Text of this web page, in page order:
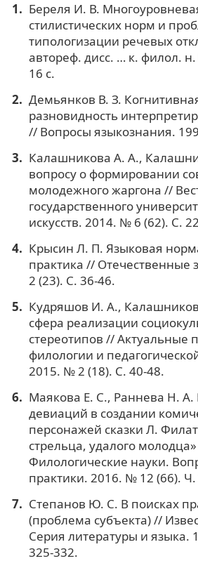
Береля И. В.
стилистических норм и
типологизации речевых
автореф. дисс. … к. филол.
16 с.
Демьянков В. З.
разновидность
// Вопросы языкознания.
Калашникова А. А.,
вопросу о формировании
молодежного жаргона //
государственного
искусств. 2014. № 6 (62). С.
Крысин Л. П. Языковая
практика // Отечественные
2 (23). С. 36-46.
Кудряшов И. А.,
сфера реализации
стереотипов // Актуальные
филологии и
2015. № 2 (18). С. 40-48.
Маякова Е. С., Раннева Н. А.
девиаций в создании
персонажей сказки Л.
стрельца, удалого
Филологические науки.
практики. 2016. № 12 (66).
Степанов Ю. С. В поисках
(проблема субъекта) //
Серия литературы и языка.
325-332.